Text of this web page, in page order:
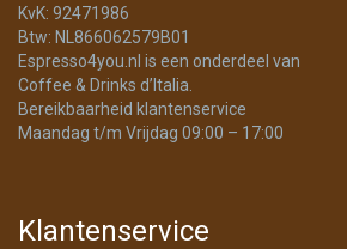
KvK: 92471986
Btw: NL866062579B01
Espresso4you.nl is een onderdeel van
Coffee & Drinks d’Italia.
Bereikbaarheid klantenservice
Maandag t/m Vrijdag 09:00 – 17:00
Klantenservice